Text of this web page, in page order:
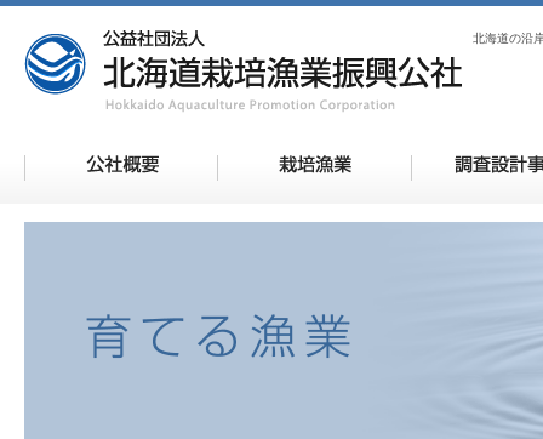
北海道の沿